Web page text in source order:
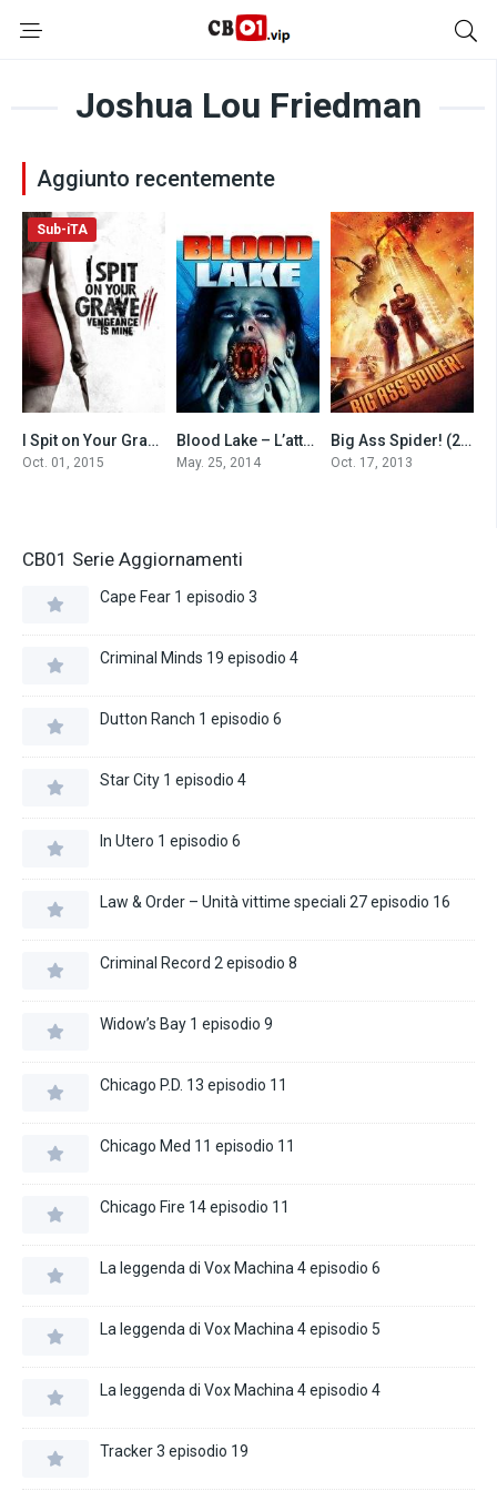
Joshua Lou Friedman
Aggiunto recentemente
5.2
Sub-iTA
I Spit on Your Grave III: Vengeance is Mine (2015)
Oct. 01, 2015
3.8Blood Lake – L’attacco delle lamprede killer (2014)
May. 25, 2014
5.3Big Ass Spider! (2013)
Oct. 17, 2013
CB01 Serie Aggiornamenti
Cape Fear 1 episodio 3
Criminal Minds 19 episodio 4
Dutton Ranch 1 episodio 6
Star City 1 episodio 4
In Utero 1 episodio 6
Law & Order – Unità vittime speciali 27 episodio 16
Criminal Record 2 episodio 8
Widow’s Bay 1 episodio 9
Chicago P.D. 13 episodio 11
Chicago Med 11 episodio 11
Chicago Fire 14 episodio 11
La leggenda di Vox Machina 4 episodio 6
La leggenda di Vox Machina 4 episodio 5
La leggenda di Vox Machina 4 episodio 4
Tracker 3 episodio 19